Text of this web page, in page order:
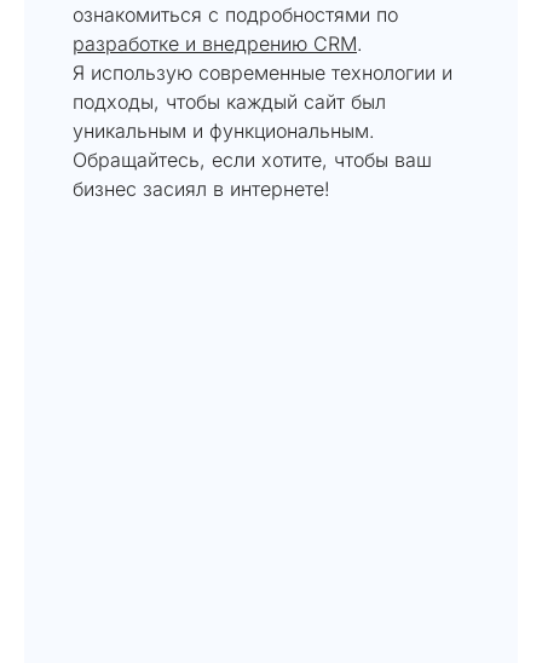
ознакомиться с подробностями по
разработке и внедрению CRM.
Я использую современные технологии и
подходы, чтобы каждый сайт был
уникальным и функциональным.
Обращайтесь, если хотите, чтобы ваш
бизнес засиял в интернете!